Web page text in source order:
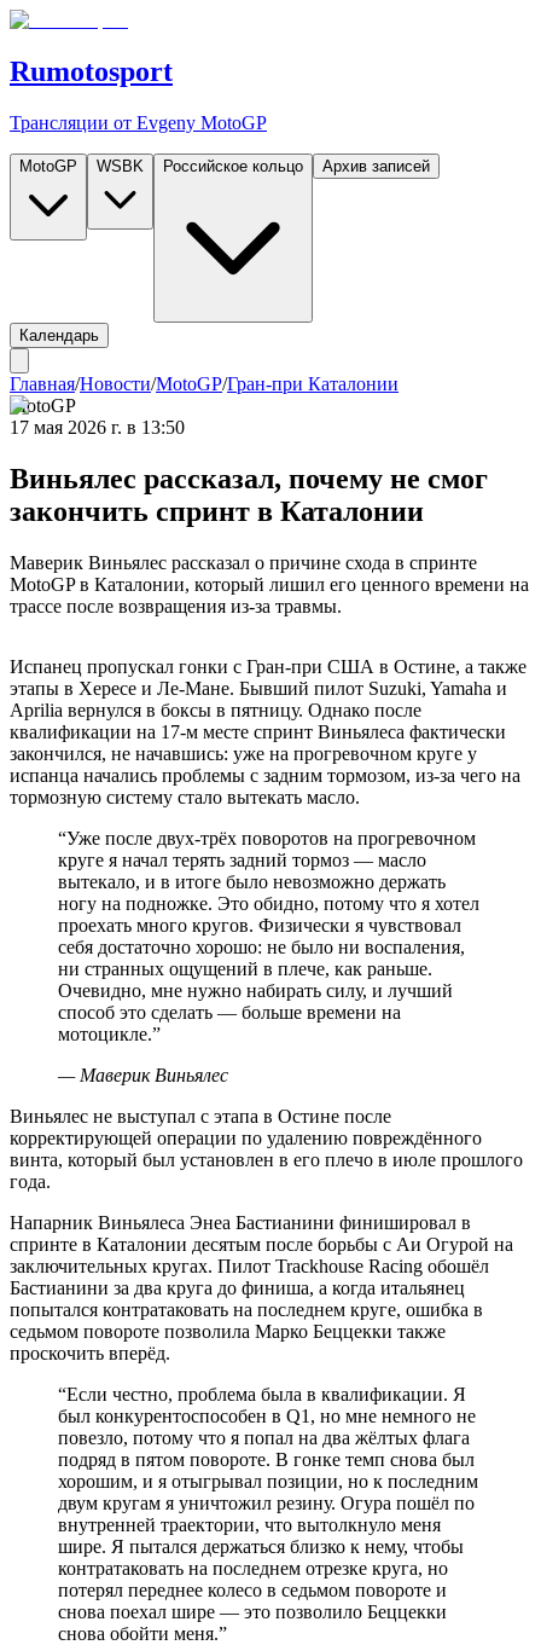
Rumotosport
Трансляции от Evgeny MotoGP
MotoGP WSBK Российское кольцо Архив записей
Календарь
Главная/Новости/MotoGP/Гран-при Каталонии
MotoGP
17 мая 2026 г. в 13:50
Виньялес рассказал, почему не смог
закончить спринт в Каталонии
Маверик Виньялес рассказал о причине схода в спринте
MotoGP в Каталонии, который лишил его ценного времени на
трассе после возвращения из-за травмы.
Испанец пропускал гонки с Гран-при США в Остине, а также
этапы в Хересе и Ле-Мане. Бывший пилот Suzuki, Yamaha и
Aprilia вернулся в боксы в пятницу. Однако после
квалификации на 17-м месте спринт Виньялеса фактически
закончился, не начавшись: уже на прогревочном круге у
испанца начались проблемы с задним тормозом, из-за чего на
тормозную систему стало вытекать масло.
“Уже после двух-трёх поворотов на прогревочном
круге я начал терять задний тормоз — масло
вытекало, и в итоге было невозможно держать
ногу на подножке. Это обидно, потому что я хотел
проехать много кругов. Физически я чувствовал
себя достаточно хорошо: не было ни воспаления,
ни странных ощущений в плече, как раньше.
Очевидно, мне нужно набирать силу, и лучший
способ это сделать — больше времени на
мотоцикле.”
— Маверик Виньялес
Виньялес не выступал с этапа в Остине после
корректирующей операции по удалению повреждённого
винта, который был установлен в его плечо в июле прошлого
года.
Напарник Виньялеса Энеа Бастианини финишировал в
спринте в Каталонии десятым после борьбы с Аи Огурой на
заключительных кругах. Пилот Trackhouse Racing обошёл
Бастианини за два круга до финиша, а когда итальянец
попытался контратаковать на последнем круге, ошибка в
седьмом повороте позволила Марко Беццекки также
проскочить вперёд.
“Если честно, проблема была в квалификации. Я
был конкурентоспособен в Q1, но мне немного не
повезло, потому что я попал на два жёлтых флага
подряд в пятом повороте. В гонке темп снова был
хорошим, и я отыгрывал позиции, но к последним
двум кругам я уничтожил резину. Огура пошёл по
внутренней траектории, что вытолкнуло меня
шире. Я пытался держаться близко к нему, чтобы
контратаковать на последнем отрезке круга, но
потерял переднее колесо в седьмом повороте и
снова поехал шире — это позволило Беццекки
снова обойти меня.”